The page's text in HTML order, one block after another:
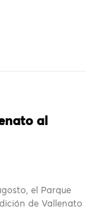
al
el Parque
de Vallenato